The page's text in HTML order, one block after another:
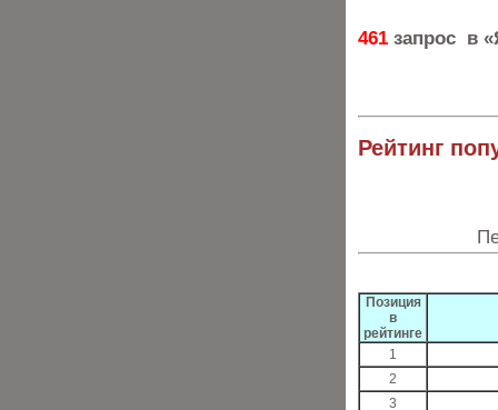
461 запрос в
Рейтинг
Позиция
в
рейтинге
1
2
3